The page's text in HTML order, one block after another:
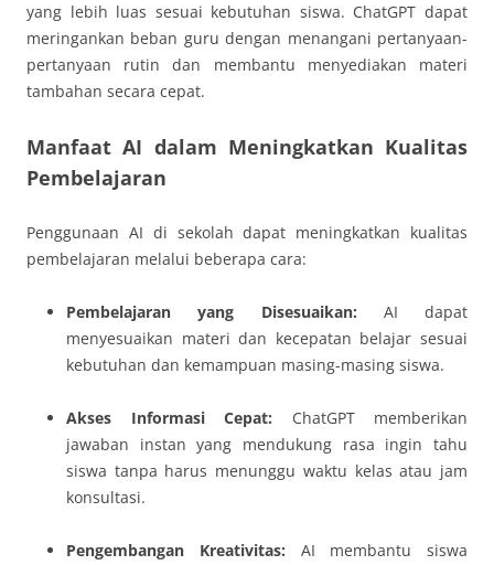
yang lebih luas sesuai kebutuhan siswa. ChatGPT dapat
meringankan beban guru dengan menangani pertanyaan-
pertanyaan rutin dan membantu menyediakan materi
tambahan secara cepat.
Manfaat AI dalam Meningkatkan Kualitas
Pembelajaran
Penggunaan AI di sekolah dapat meningkatkan kualitas
pembelajaran melalui beberapa cara:
Pembelajaran yang Disesuaikan: AI dapat
menyesuaikan materi dan kecepatan belajar sesuai
kebutuhan dan kemampuan masing-masing siswa.
Akses Informasi Cepat: ChatGPT memberikan
jawaban instan yang mendukung rasa ingin tahu
siswa tanpa harus menunggu waktu kelas atau jam
konsultasi.
Pengembangan Kreativitas: AI membantu siswa